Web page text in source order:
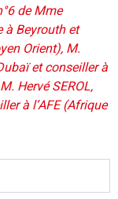
de Mme
à Beyrouth et
Orient), M.
et conseiller à
Hervé SEROL,
à l’AFE (Afrique